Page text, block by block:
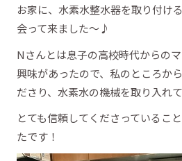
お家に、水素水整水器を取り付け
会って来ました～♪
Nさんとは息子の高校時代からの
興味があったので、私のところか
ださり、水素水の機械を取り入れ
とても信頼してくださっているこ
たです！